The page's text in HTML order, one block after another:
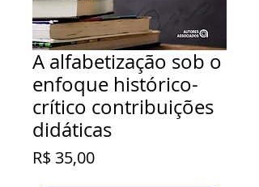
A alfabetização sob o
enfoque histórico-
crítico contribuições
didáticas
R$ 35,00Preço